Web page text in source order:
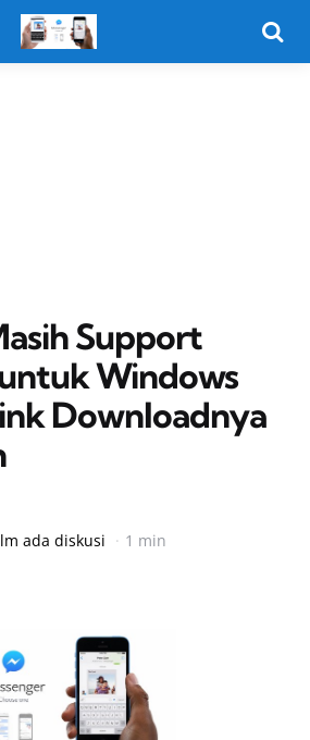
Support
Windows
Downloadnya
ada diskusi 1 min